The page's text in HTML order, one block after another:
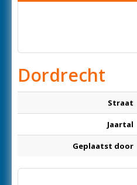
Dordrecht
Straat
Jaartal
Geplaatst door